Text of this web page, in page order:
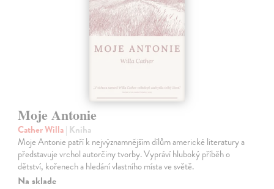
Moje Antonie
Cather Willa| Kniha
Moje Antonie patří k nejvýznamnějším dílům americké literatury a
představuje vrchol autorčiny tvorby. Vypráví hluboký příběh o
dětství, kořenech a hledání vlastního místa ve světě.
Na sklade